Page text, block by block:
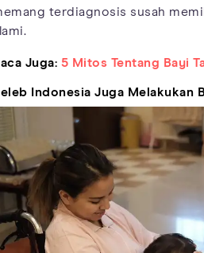
terdiagnosis susah
Juga: 5 Mitos Tentang Bayi
Indonesia Juga Melakukan